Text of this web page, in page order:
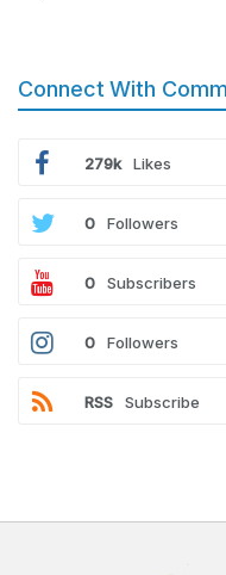
Connect With
279k Likes
0 Followers
0 Subscribers
0 Followers
RSS Subscribe